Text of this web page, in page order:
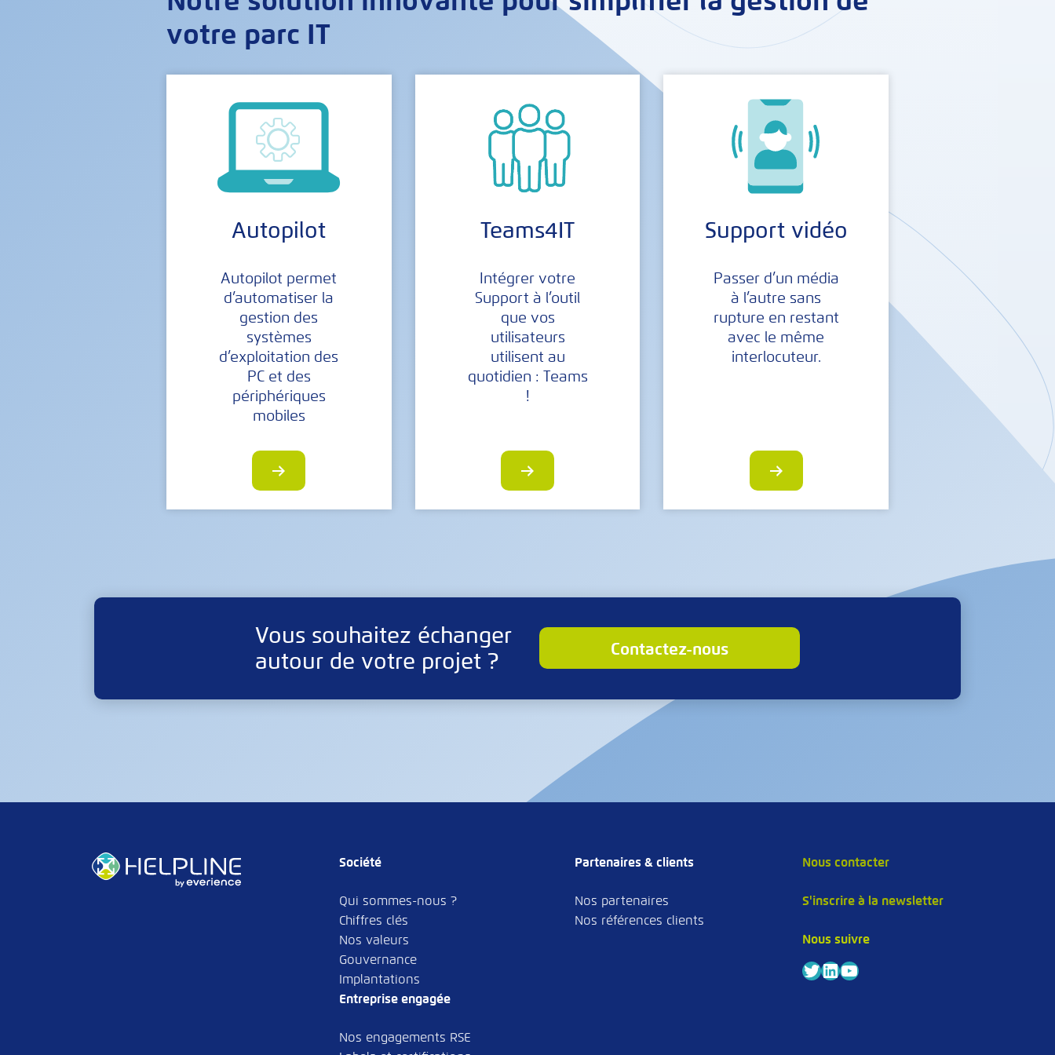
votre parc IT
Autopilot
Autopilot permet
d’automatiser la
gestion des
systèmes
d’exploitation des
PC et des
périphériques
mobiles
Teams4IT
Intégrer votre
Support à l’outil
que vos
utilisateurs
utilisent au
quotidien : Teams
!
Support vidéo
Passer d’un média
à l’autre sans
rupture en restant
avec le même
interlocuteur.
Vous souhaitez échanger
autour de votre projet ?
contactez-nous
Société
Qui sommes-nous ?
Chiffres clés
Nos valeurs
Gouvernance
Implantations
Partenaires & clients
Nos partenaires
Nos références clients
Entreprise engagée
Nos engagements RSE
Nous contacter
S'inscrire à la newsletter
Nous suivre
Twitter
LinkedIn
YouTube